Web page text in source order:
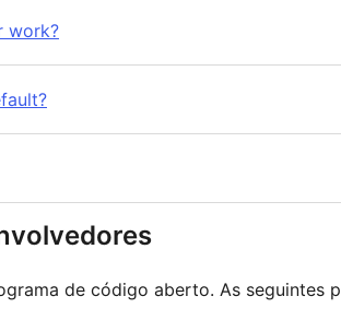
work?
de código aberto. As seguintes